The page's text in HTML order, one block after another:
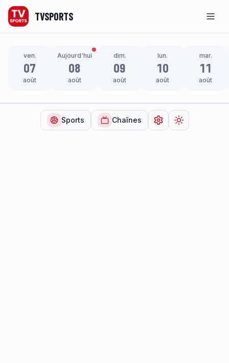
TVSPORTS
ven.
07
août
Aujourd'hui
08
août
dim.
09
août
lun.
10
août
mar.
11
août
Sports Chaînes Ouvrir lesChanger de